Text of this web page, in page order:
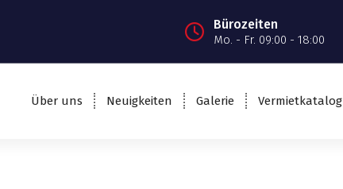
Bürozeiten
Mo. - Fr. 09:00 - 18:00
Über uns Neuigkeiten Galerie Vermietkatalog